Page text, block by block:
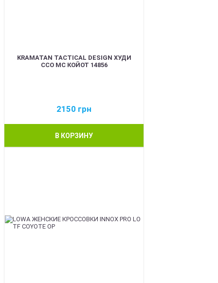
KRAMATAN TACTICAL DESIGN ХУДИ
ССО МС КОЙОТ 14856
2150 грн
В КОРЗИНУ